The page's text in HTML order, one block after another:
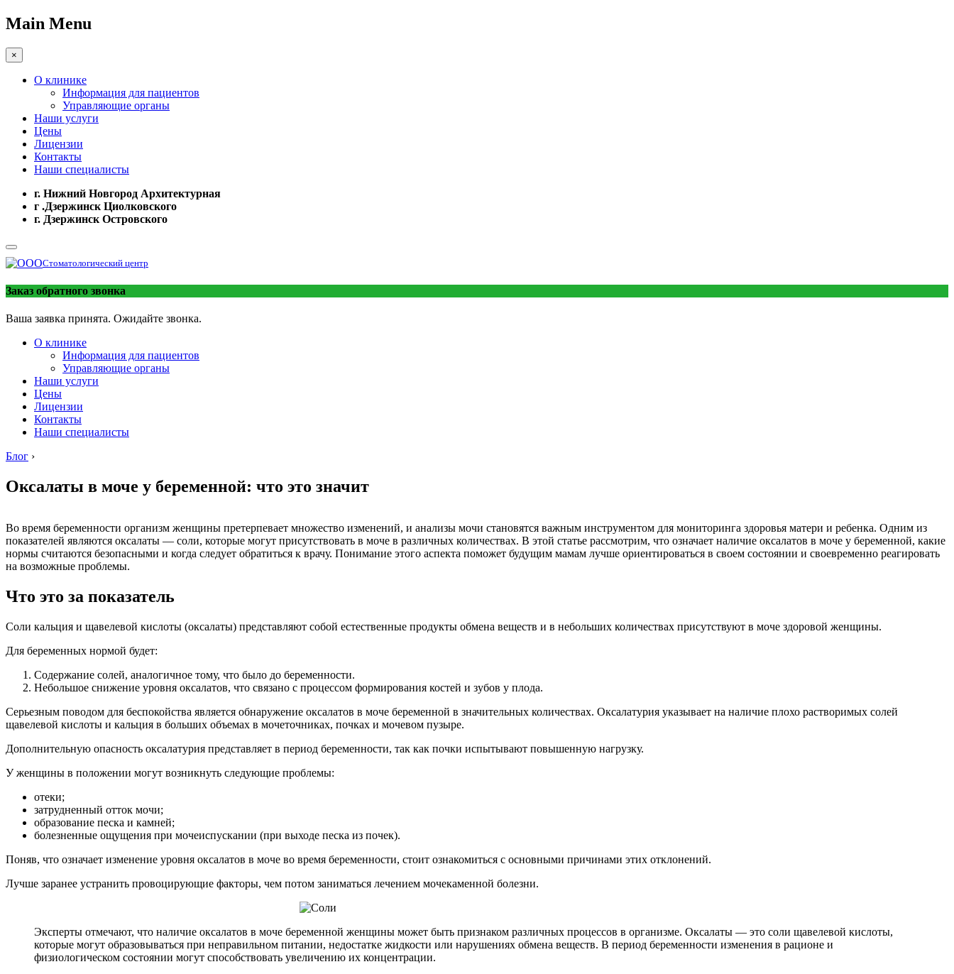
Main Menu
×
О клинике
Информация для пациентов
Управляющие органы
Наши услуги
Цены
Лицензии
Контакты
Наши специалисты
г. Нижний Новгород Архитектурная
г .Дзержинск Циолковского
г. Дзержинск Островского
Стоматологический центр
Заказ обратного звонка
Ваша заявка принята. Ожидайте звонка.
О клинике
Информация для пациентов
Управляющие органы
Наши услуги
Цены
Лицензии
Контакты
Наши специалисты
Блог ›
Оксалаты в моче у беременной: что это значит
Во время беременности организм женщины претерпевает множество изменений, и анализы мочи становятся важным инструментом для мониторинга здоровья матери и ребенка. Одним из
показателей являются оксалаты — соли, которые могут присутствовать в моче в различных количествах. В этой статье рассмотрим, что означает наличие оксалатов в моче у беременной, какие
нормы считаются безопасными и когда следует обратиться к врачу. Понимание этого аспекта поможет будущим мамам лучше ориентироваться в своем состоянии и своевременно реагировать
на возможные проблемы.
Что это за показатель
Соли кальция и щавелевой кислоты (оксалаты) представляют собой естественные продукты обмена веществ и в небольших количествах присутствуют в моче здоровой женщины.
Для беременных нормой будет:
Содержание солей, аналогичное тому, что было до беременности.
Небольшое снижение уровня оксалатов, что связано с процессом формирования костей и зубов у плода.
Серьезным поводом для беспокойства является обнаружение оксалатов в моче беременной в значительных количествах. Оксалатурия указывает на наличие плохо растворимых солей
щавелевой кислоты и кальция в больших объемах в мочеточниках, почках и мочевом пузыре.
Дополнительную опасность оксалатурия представляет в период беременности, так как почки испытывают повышенную нагрузку.
У женщины в положении могут возникнуть следующие проблемы:
отеки;
затрудненный отток мочи;
образование песка и камней;
болезненные ощущения при мочеиспускании (при выходе песка из почек).
Поняв, что означает изменение уровня оксалатов в моче во время беременности, стоит ознакомиться с основными причинами этих отклонений.
Лучше заранее устранить провоцирующие факторы, чем потом заниматься лечением мочекаменной болезни.
Эксперты отмечают, что наличие оксалатов в моче беременной женщины может быть признаком различных процессов в организме. Оксалаты — это соли щавелевой кислоты,
которые могут образовываться при неправильном питании, недостатке жидкости или нарушениях обмена веществ. В период беременности изменения в рационе и
физиологическом состоянии могут способствовать увеличению их концентрации.